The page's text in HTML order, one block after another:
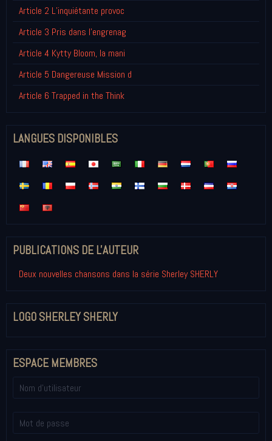
Article 2 L’inquiétante provoc
Article 3 Pris dans l'engrenag
Article 4 Kytty Bloom, la mani
Article 5 Dangereuse Mission d
Article 6 Trapped in the Think
LANGUES DISPONIBLES
PUBLICATIONS DE L'AUTEUR
Deux nouvelles chansons dans la série Sherley SHERLY
LOGO SHERLEY SHERLY
ESPACE MEMBRES